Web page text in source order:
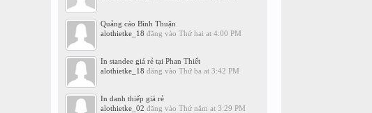
Quảng cáo Bình Thuận
alothietke_18 đăng vào Thứ hai at 4:00 PM
In standee giá rẻ tại Phan Thiết
alothietke_18 đăng vào Thứ ba at 3:42 PM
In danh thiếp giá rẻ
alothietke_02 đăng vào Thứ năm at 3:29 PM